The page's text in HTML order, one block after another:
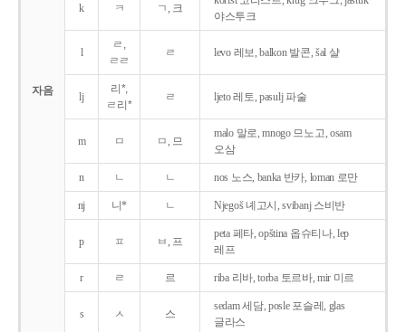
자음
k ㅋ ㄱ, 크
야스투크
l
ㄹ,
ㄹㄹ
ㄹ levo 레보, balkon 발콘, šal 샬
lj
리*,
ㄹ리*
ㄹ ljeto 레토, pasulj 파술
m ㅁ ㅁ, 므
malo 말로, mnogo 므노고, osam
오삼
n ㄴ ㄴ nos 노스, banka 반카, loman 로만
nj 니* ㄴ Njegoš 녜고시, svibanj 스비반
p ㅍ ㅂ, 프
peta 페타, opština 옵슈티나, lep
레프
r ㄹ 르 riba 리바, torba 토르바, mir 미르
s ㅅ 스
sedam 세담, posle 포슬레, glas
글라스